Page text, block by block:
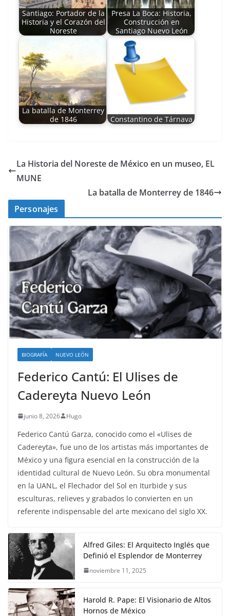
Santiago: Portador de la
Historia y el Corazón del
Noreste
Presa La Boca: Historia,
Construcción en
Santiago Nuevo León
La batalla de Monterrey
de 1846
Constantino de Tárnava
La Historia del Noreste de México en un museo, EL
MUNE
La batalla de Monterrey de 1846
Personajes
BIOGRAFÍA NUEVO LEÓN
Federico Cantú: El Ulises de
Cadereyta Nuevo León
junio 8, 2026 Hugo
Federico Cantú Garza, conocido como el «Ulises de
Cadereyta», fue uno de los artistas más importantes de
México y una figura esencial en la construcción de la
identidad cultural de Nuevo León. Su obra monumental
en la UANL, el Flechador del Sol en Iturbide y sus
esculturas, relieves y grabados lo convierten en un
referente indispensable del arte mexicano del siglo XX.
Alfred Giles: El Arquitecto Inglés que
Definió el Esplendor de Monterrey
noviembre 11, 2025
Harold R. Pape: El Visionario de Altos
Hornos de México